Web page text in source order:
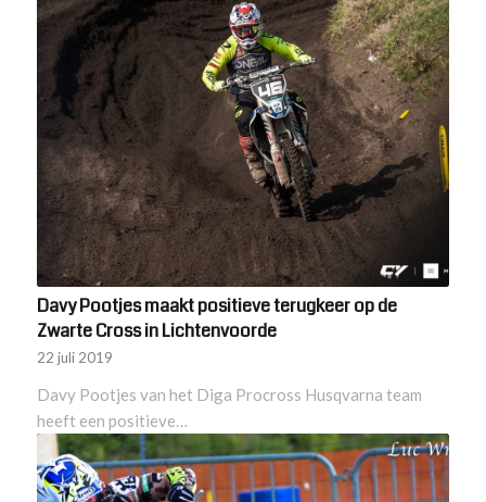
Davy Pootjes maakt positieve terugkeer op de
Zwarte Cross in Lichtenvoorde
22 juli 2019
Davy Pootjes van het Diga Procross Husqvarna team
heeft een positieve…